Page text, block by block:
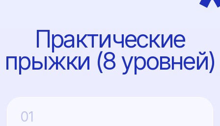
к совершению самостоятельных
прыжков, но под наблюдением
старшего инструктора. Оттачивание
мастерства, групповые прыжки
и новые дисциплины.